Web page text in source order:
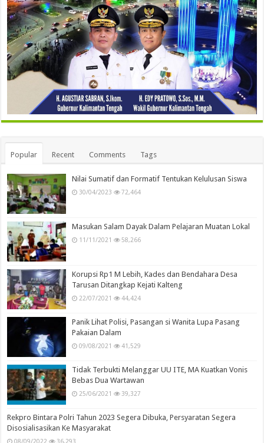
Popular Recent Comments Tags
Nilai Sumatif dan Formatif Tentukan Kelulusan Siswa
30/04/2023 72,464
Masukan Salam Dayak Dalam Pelajaran Muatan Lokal
11/11/2021 58,266
Korupsi Rp1 M Lebih, Kades dan Bendahara Desa
Tarusan Ditangkap Kejati Kalteng
22/07/2021 44,424
Panik Lihat Polisi, Pasangan si Wanita Lupa Pasang
Pakaian Dalam
09/08/2021 41,529
Tidak Terbukti Melanggar UU ITE, MA Kuatkan Vonis
Bebas Dua Wartawan
25/06/2021 39,327
Rekpro Bintara Polri Tahun 2023 Segera Dibuka, Persyaratan Segera
Disosialisasikan Ke Masyarakat
08/09/2022 36,293